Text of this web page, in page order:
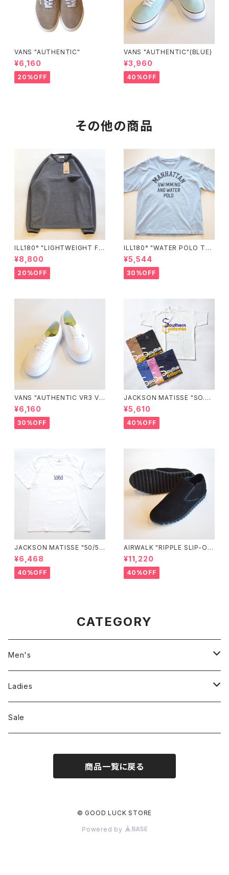
VANS "AUTHENTIC"
¥6,160
20%OFF
VANS "AUTHENTIC"(BLUE)
¥3,960
40%OFF
その他の商品
ILL180° "LIGHTWEIGHT FL
EECE CREW-NECK"
¥8,800
20%OFF
ILL180° "WATER POLO TE
E"
¥5,544
30%OFF
VANS "AUTHENTIC VR3 VN
0005UDTBD"
¥6,160
30%OFF
JACKSON MATISSE "SO.CA
L"
¥5,610
40%OFF
JACKSON MATISSE "50/50
Tee"
¥6,468
40%OFF
AIRWALK "RIPPLE SLIP-O
N"
¥11,220
40%OFF
CATEGORY
Men's
Jackson Matisse
ILL180°
Ladies
Unfil
Sale
商品一覧に戻る
© GOOD LUCK STORE
Powered by